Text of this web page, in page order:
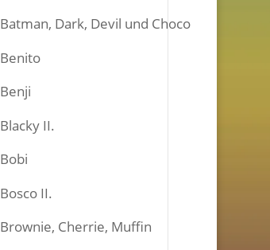
Batman, Dark, Devil und Choco
Benito
Benji
Blacky II.
Bobi
Bosco II.
Brownie, Cherrie, Muffin